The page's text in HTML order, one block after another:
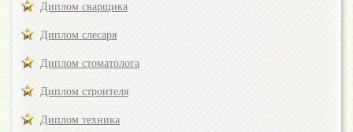
Диплом сварщика
Диплом слесаря
Диплом стоматолога
Диплом строителя
Диплом техника